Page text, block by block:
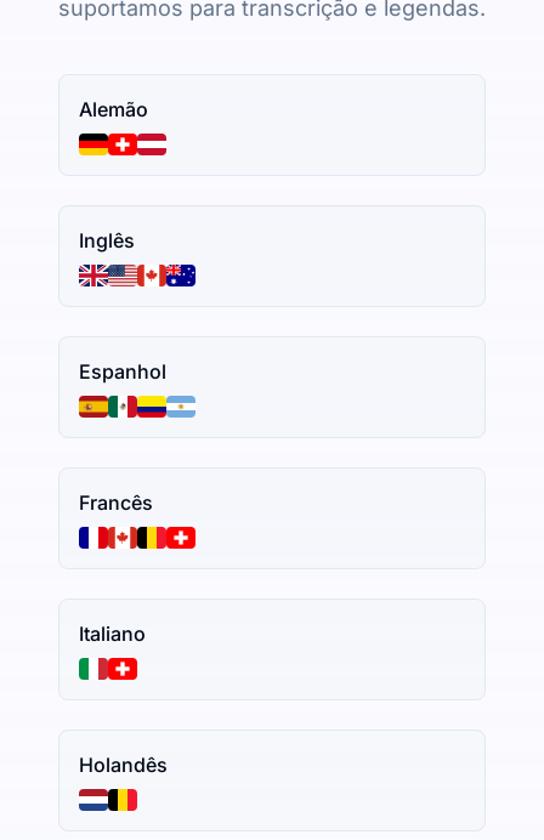
suportamos para transcrição e legendas.
Alemão
Inglês
Espanhol
Francês
Italiano
Holandês